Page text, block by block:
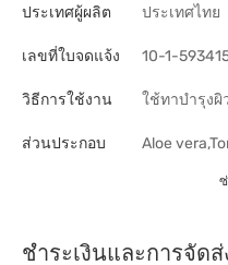
ประเทศผู้ผลิต
ประเทศไทย
เลขที่ใบจดแจ้ง 10-1-
วิธีการใช้งาน ใช้ทาบำรุงผิ
ส่วนประกอบ Aloe
ชำระเงินและการจัดส่